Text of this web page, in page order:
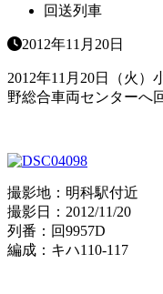
回送列車
2012年11月20日
2012年11月20日（火）
野総合車両センターへ
撮影地：明科駅付近
撮影日：2012/11/20
列番：回9957D
編成：キハ110-117